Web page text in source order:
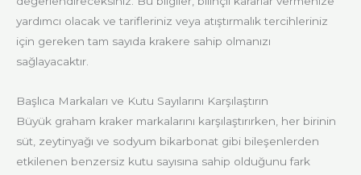
yardımcı olacak ve tarifleriniz veya atıştırmalık tercihleriniz
için gereken tam sayıda krakere sahip olmanızı
sağlayacaktır.
Başlıca Markaları ve Kutu Sayılarını Karşılaştırın
Büyük graham kraker markalarını karşılaştırırken, her birinin
süt, zeytinyağı ve sodyum bikarbonat gibi bileşenlerden
etkilenen benzersiz kutu sayısına sahip olduğunu fark